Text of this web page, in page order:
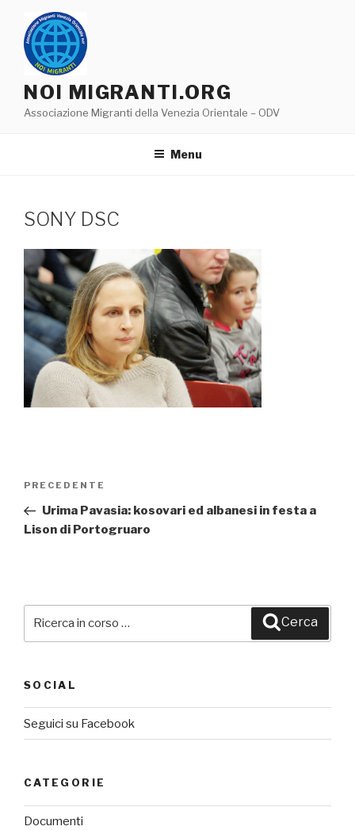
contenuto
NOI MIGRANTI.ORG
Associazione Migranti della Venezia Orientale – ODV
Menu
SONY DSC
Navigazione
Articolo
precedente:
PRECEDENTE
Urima Pavasia: kosovari ed albanesi in festa a
Lison di Portogruaro
Cerca
SOCIAL
Seguici su Facebook
CATEGORIE
Documenti